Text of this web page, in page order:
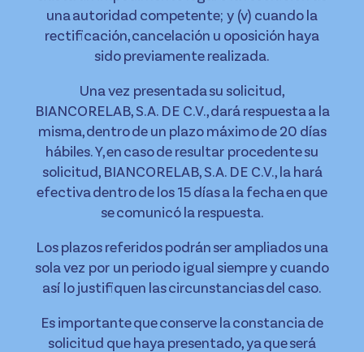
una autoridad competente; y (v) cuando la
rectificación, cancelación u oposición haya
sido previamente realizada.
Una vez presentada su solicitud,
BIANCORELAB, S.A. DE C.V., dará respuesta a la
misma, dentro de un plazo máximo de 20 días
hábiles. Y, en caso de resultar procedente su
solicitud, BIANCORELAB, S.A. DE C.V., la hará
efectiva dentro de los 15 días a la fecha en que
se comunicó la respuesta.
Los plazos referidos podrán ser ampliados una
sola vez por un periodo igual siempre y cuando
así lo justifiquen las circunstancias del caso.
Es importante que conserve la constancia de
solicitud que haya presentado, ya que será